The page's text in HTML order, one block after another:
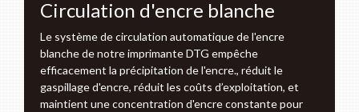
Circulation d'encre blanche
Le système de circulation automatique de l'encre
blanche de notre imprimante DTG empêche
efficacement la précipitation de l'encre., réduit le
gaspillage d'encre, réduit les coûts d’exploitation, et
maintient une concentration d'encre constante pour